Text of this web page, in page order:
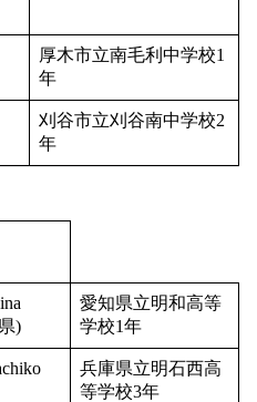
厚木市立南毛利中学校1
年
刈谷市立刈谷南中学校2
年
)
愛知県立明和高等
学校1年
兵庫県立明石西高
等学校3年